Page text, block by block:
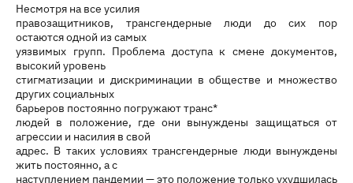
Несмотря на все усилия
правозащитников, трансгендерные люди до сих пор
остаются одной из самых
уязвимых групп. Проблема доступа к смене документов,
высокий уровень
стигматизации и дискриминации в обществе и множество
других социальных
барьеров постоянно погружают транс*
людей в положение, где они вынуждены защищаться от
агрессии и насилия в свой
адрес. В таких условиях трансгендерные люди вынуждены
жить постоянно, а с
наступлением пандемии — это положение только ухудшилась